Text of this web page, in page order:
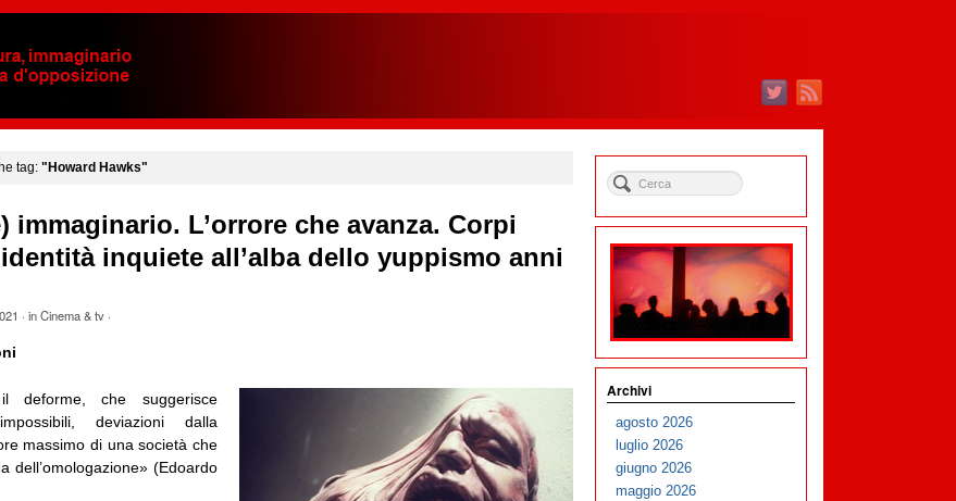
tag: "Howard Hawks"
immaginario. L’orrore che avanza. Corpi
inquiete all’alba dello yuppismo anni
· inCinema & tv·
deforme, che suggerisce
deviazioni dalla
massimo di una società che
dell’omologazione» (Edoardo
Archivi
agosto 2026
luglio 2026
giugno 2026
maggio 2026